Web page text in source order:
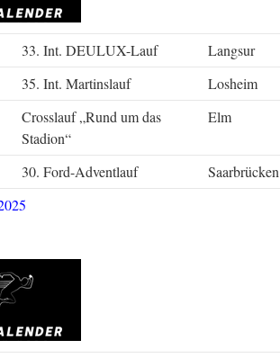
33. Int. DEULUX-Lauf
Langsur
35. Int. Martinslauf
Losheim
Crosslauf „Rund um das
Stadion“
Elm
30. Ford-Adventlauf
Saarbrücken